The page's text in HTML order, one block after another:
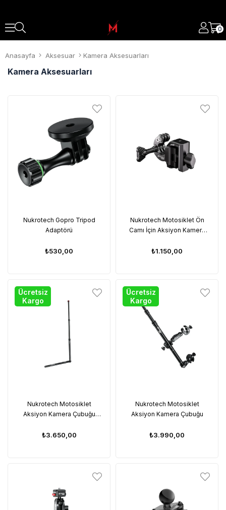
0
Anasayfa Aksesuar Kamera Aksesuarları
Kamera Aksesuarları
Nukrotech Gopro Tripod
Adaptörü
₺530,00
Nukrotech Motosiklet Ön
Camı İçin Aksiyon Kamera
₺1.150,00
Nukrotech Motosiklet
Aksiyon Kamera Çubuğu
Uyumlu)
₺3.650,00
Ücretsiz
Kargo
Nukrotech Motosiklet
Aksiyon Kamera Çubuğu
₺3.990,00
Ücretsiz
Kargo